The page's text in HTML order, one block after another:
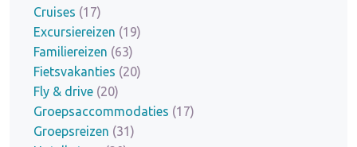
Cruises (17)
Excursiereizen (19)
Familiereizen (63)
Fietsvakanties (20)
Fly & drive (20)
Groepsaccommodaties (17)
Groepsreizen (31)